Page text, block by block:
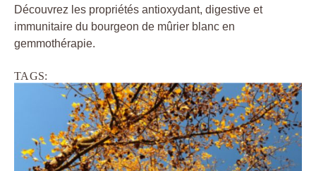
Découvrez les propriétés antioxydant, digestive et
immunitaire du bourgeon de mûrier blanc en
gemmothérapie.
TAGS: